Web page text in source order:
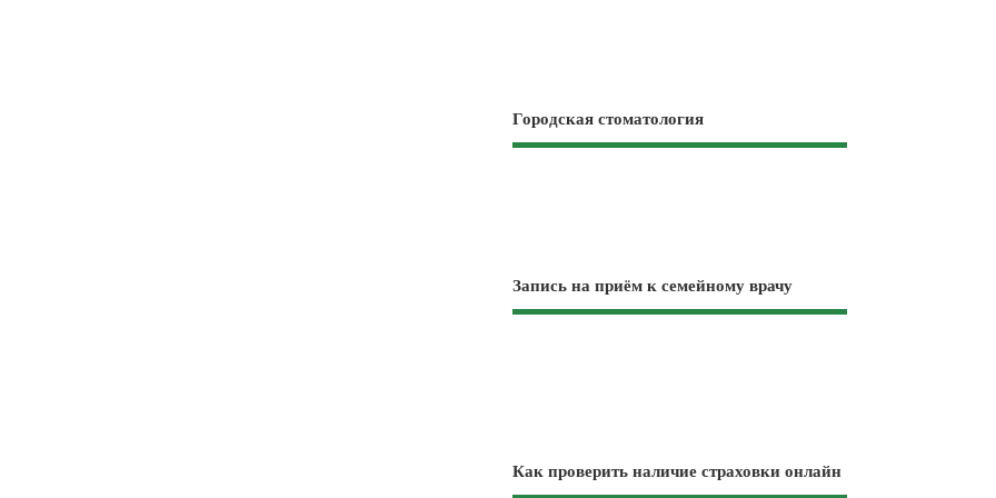
Городская стоматология
Запись на приём к семейному врачу
Как проверить наличие страховки онлайн